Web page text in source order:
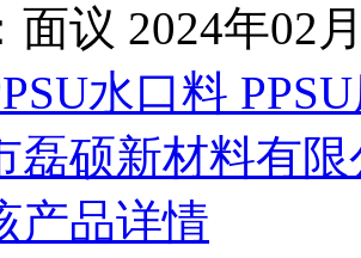
面议 2024年02
水口料
磊硕新材料有限
产品详情